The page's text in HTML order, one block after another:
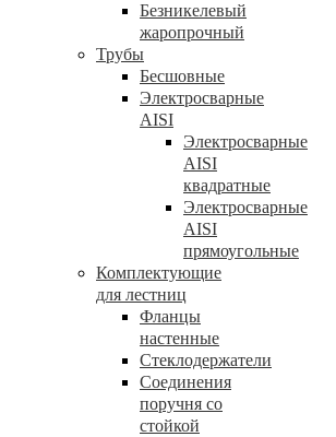
Безникелевый
жаропрочный
Трубы
Бесшовные
Электросварные
AISI
Электросварные
AISI
квадратные
Электросварные
AISI
прямоугольные
Комплектующие
для лестниц
Фланцы
настенные
Стеклодержатели
Соединения
поручня со
стойкой